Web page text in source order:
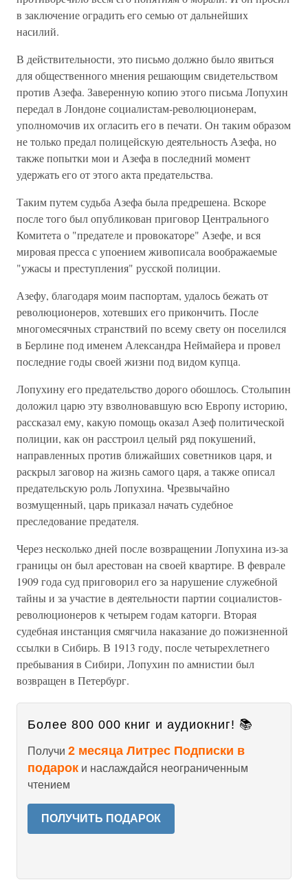
в заключение оградить его семью от дальнейших
насилий.
В действительности, это письмо должно было явиться
для общественного мнения решающим свидетельством
против Азефа. Заверенную копию этого письма Лопухин
передал в Лондоне социалистам-революционерам,
уполномочив их огласить его в печати. Он таким образом
не только предал полицейскую деятельность Азефа, но
также попытки мои и Азефа в последний момент
удержать его от этого акта предательства.
Таким путем судьба Азефа была предрешена. Вскоре
после того был опубликован приговор Центрального
Комитета о "предателе и провокаторе" Азефе, и вся
мировая пресса с упоением живописала воображаемые
"ужасы и преступления" русской полиции.
Азефу, благодаря моим паспортам, удалось бежать от
революционеров, хотевших его прикончить. После
многомесячных странствий по всему свету он поселился
в Берлине под именем Александра Неймайера и провел
последние годы своей жизни под видом купца.
Лопухину его предательство дорого обошлось. Столыпин
доложил царю эту взволновавшую всю Европу историю,
рассказал ему, какую помощь оказал Азеф политической
полиции, как он расстроил целый ряд покушений,
направленных против ближайших советников царя, и
раскрыл заговор на жизнь самого царя, а также описал
предательскую роль Лопухина. Чрезвычайно
возмущенный, царь приказал начать судебное
преследование предателя.
Через несколько дней после возвращении Лопухина из-за
границы он был арестован на своей квартире. В феврале
1909 года суд приговорил его за нарушение служебной
тайны и за участие в деятельности партии социалистов-
революционеров к четырем годам каторги. Вторая
судебная инстанция смягчила наказание до пожизненной
ссылки в Сибирь. В 1913 году, после четырехлетнего
пребывания в Сибири, Лопухин по амнистии был
возвращен в Петербург.
Более 800 000 книг и аудиокниг! 📚
Получи 2 месяца Литрес Подписки в
подарок и наслаждайся неограниченным
чтением
ПОЛУЧИТЬ ПОДАРОК